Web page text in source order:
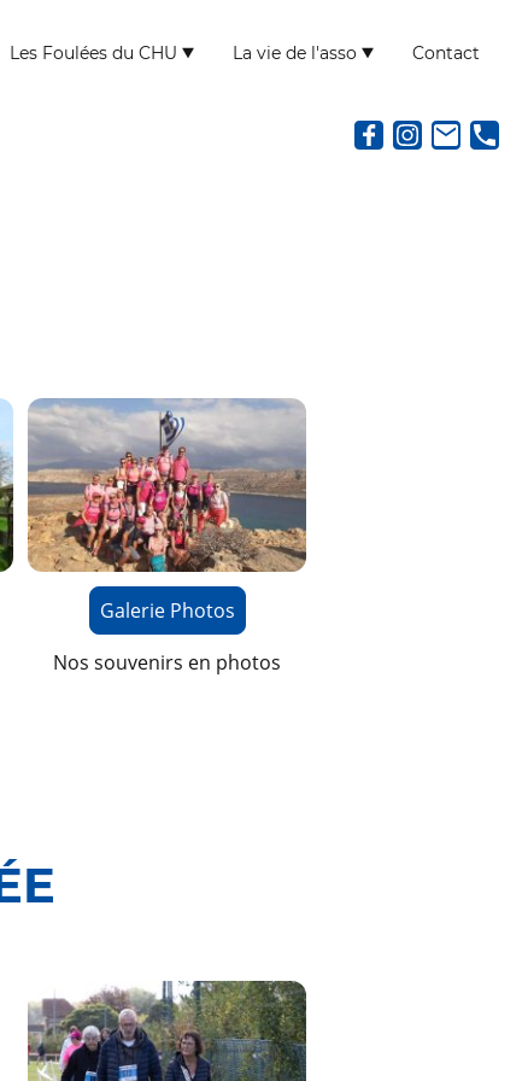
Les Foulées du CHU La vie de l'asso Contact
Galerie Photos
Nos souvenirs en photos